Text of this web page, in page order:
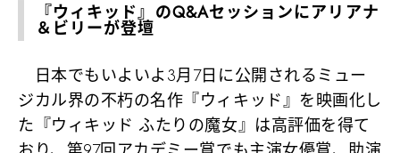
『ウィキッド』のQ&Aセッションにアリアナ
＆ビリーが登壇
日本でもいよいよ3月7日に公開されるミュー
ジカル界の不朽の名作『ウィキッド』を映画化し
た『ウィキッド ふたりの魔女』は高評価を得て